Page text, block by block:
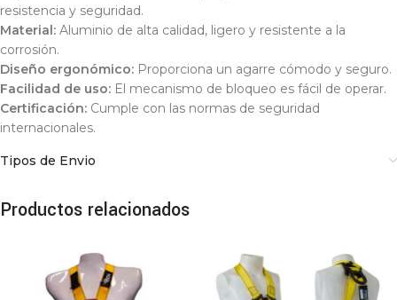
resistencia y seguridad.
Material: Aluminio de alta calidad, ligero y resistente a la
corrosión.
Diseño ergonómico: Proporciona un agarre cómodo y seguro.
Facilidad de uso: El mecanismo de bloqueo es fácil de operar.
Certificación: Cumple con las normas de seguridad
internacionales.
Tipos de Envio
Productos relacionados